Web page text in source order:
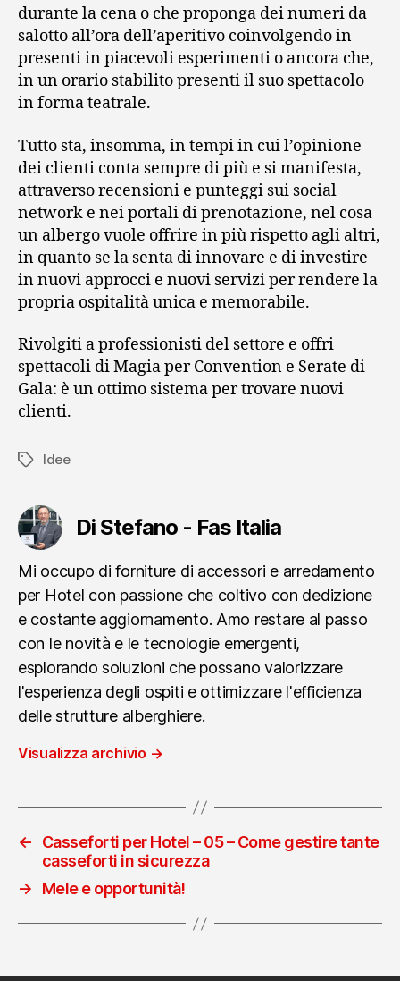
durante la cena o che proponga dei numeri da
salotto all’ora dell’aperitivo coinvolgendo in
presenti in piacevoli esperimenti o ancora che,
in un orario stabilito presenti il suo spettacolo
in forma teatrale.
Tutto sta, insomma, in tempi in cui l’opinione
dei clienti conta sempre di più e si manifesta,
attraverso recensioni e punteggi sui social
network e nei portali di prenotazione, nel cosa
un albergo vuole offrire in più rispetto agli altri,
in quanto se la senta di innovare e di investire
in nuovi approcci e nuovi servizi per rendere la
propria ospitalità unica e memorabile.
Rivolgiti a professionisti del settore e offri
spettacoli di Magia per Convention e Serate di
Gala: è un ottimo sistema per trovare nuovi
clienti.
Tag Idee
Di Stefano - Fas Italia
Mi occupo di forniture di accessori e arredamento
per Hotel con passione che coltivo con dedizione
e costante aggiornamento. Amo restare al passo
con le novità e le tecnologie emergenti,
esplorando soluzioni che possano valorizzare
l'esperienza degli ospiti e ottimizzare l'efficienza
delle strutture alberghiere.
Visualizza archivio →
←
Casseforti per Hotel – 05 – Come gestire tante
casseforti in sicurezza
→
Mele e opportunità!